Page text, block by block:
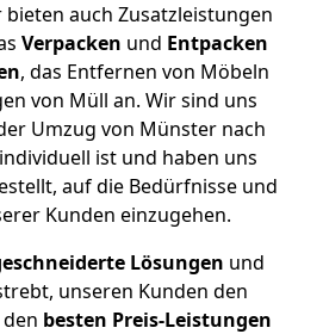
auch Zusatzleistungen
Verpacken und Entpacken
, das Entfernen von Möbeln
von Müll an. Wir sind uns
Umzug von Münster nach
ist und haben uns
auf die Bedürfnisse und
Kunden einzugehen.
Lösungen und
unseren Kunden den
besten Preis-Leistungen